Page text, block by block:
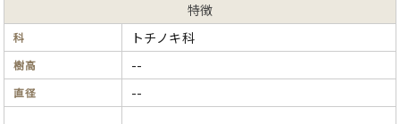
特徴
科 トチノキ科
樹高 --
直径 --